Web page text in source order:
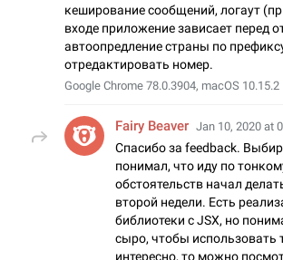
кеширование сообщений, логаут
входе приложение зависает перед
автоопредление страны по
отредактировать номер.
Google Chrome 78.0.3904, macOS 10.15.2
Fairy Beaver Jan 10, 2020 at
Спасибо за feedback.
понимал, что иду по
обстоятельств начал
второй недели. Есть
библиотеки с JSX, но
сыро, чтобы использовать
интересно, то можно